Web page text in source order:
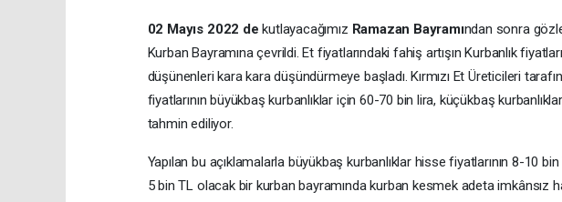
02 Mayıs 2022 de kutlayacağımız Ramazan Bayramından sonra
Kurban Bayramına çevrildi. Et fiyatlarındaki fahiş artışın Kurbanlık
düşünenleri kara kara düşündürmeye başladı. Kırmızı Et Üreticileri
fiyatlarının büyükbaş kurbanlıklar için 60-70 bin lira, küçükbaş
tahmin ediliyor.
Yapılan bu açıklamalarla büyükbaş kurbanlıklar hisse fiyatlarının 8-10
5 bin TL olacak bir kurban bayramında kurban kesmek adeta imkânsız